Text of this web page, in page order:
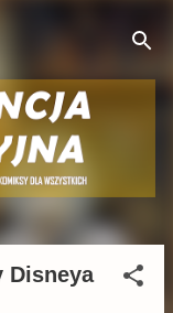
Disneya